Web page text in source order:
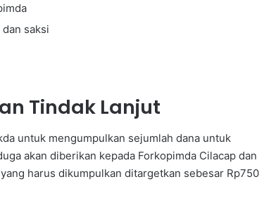
saksi
Tindak Lanjut
untuk mengumpulkan sejumlah dana untuk
akan diberikan kepada Forkopimda Cilacap dan
harus dikumpulkan ditargetkan sebesar Rp750